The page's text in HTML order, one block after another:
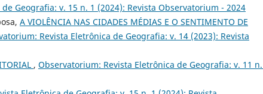
Geografia: v. 15 n. 1 (2024): Revista Observatorium - 2024
A VIOLÊNCIA NAS CIDADES MÉDIAS E O SENTIMENTO DE
Revista Eletrônica de Geografia: v. 14 (2023): Revista
, Observatorium: Revista Eletrônica de Geografia: v. 11